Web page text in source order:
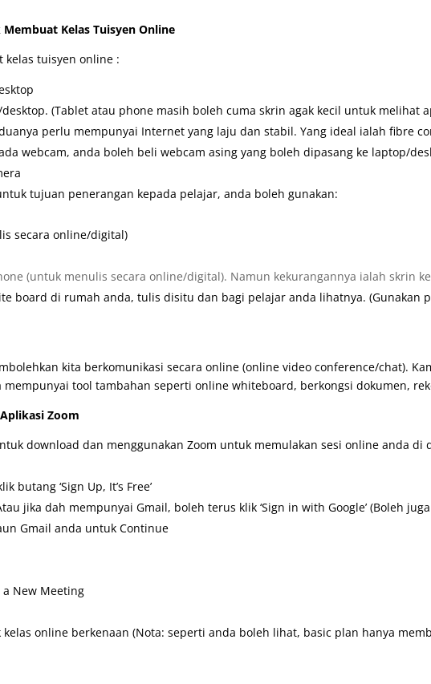
Kelas Tuisyen Online
tuisyen online :
(Tablet atau phone masih boleh cuma skrin agak kecil untuk melihat
perlu mempunyai Internet yang laju dan stabil. Yang ideal ialah fibre
webcam, anda boleh beli webcam asing yang boleh dipasang ke laptop/
tujuan penerangan kepada pelajar, anda boleh gunakan:
secara online/digital)
(untuk menulis secara online/digital). Namun kekurangannya ialah
board di rumah anda, tulis disitu dan bagi pelajar anda lihatnya. (Gunakan
kita berkomunikasi secara online (online video conference/chat).
mempunyai tool tambahan seperti online whiteboard, berkongsi dokumen,
Zoom
download dan menggunakan Zoom untuk memulakan sesi online anda di
butang ‘Sign Up, It’s Free’
jika dah mempunyai Gmail, boleh terus klik ‘Sign in with Google’ (Boleh
Gmail anda untuk Continue
New Meeting
online berkenaan (Nota: seperti anda boleh lihat, basic plan hanya